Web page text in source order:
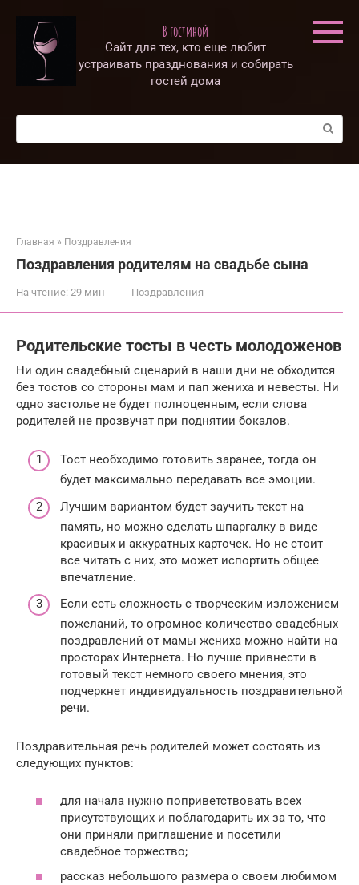
контенту
В гостиной
Сайт для тех, кто еще любит
устраивать празднования и собирать
гостей дома
Поиск:
Главная » Поздравления
Поздравления родителям на свадьбе сына
На чтение: 29 мин Поздравления
Родительские тосты в честь молодоженов
Ни один свадебный сценарий в наши дни не обходится
без тостов со стороны мам и пап жениха и невесты. Ни
одно застолье не будет полноценным, если слова
родителей не прозвучат при поднятии бокалов.
Тост необходимо готовить заранее, тогда он
будет максимально передавать все эмоции.
Лучшим вариантом будет заучить текст на
память, но можно сделать шпаргалку в виде
красивых и аккуратных карточек. Но не стоит
все читать с них, это может испортить общее
впечатление.
Если есть сложность с творческим изложением
пожеланий, то огромное количество свадебных
поздравлений от мамы жениха можно найти на
просторах Интернета. Но лучше привнести в
готовый текст немного своего мнения, это
подчеркнет индивидуальность поздравительной
речи.
Поздравительная речь родителей может состоять из
следующих пунктов:
для начала нужно поприветствовать всех
присутствующих и поблагодарить их за то, что
они приняли приглашение и посетили
свадебное торжество;
рассказ небольшого размера о своем любимом